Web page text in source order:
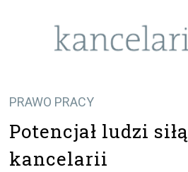
PRAWO PRACY
Potencjał ludzi siłą
kancelarii